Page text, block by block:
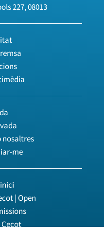
227, 08013
nosaltres
me
| Open